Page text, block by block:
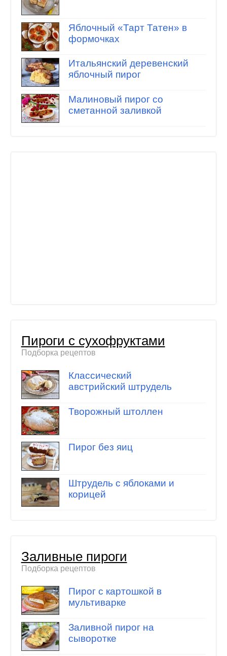
Яблочный «Тарт Татен» в
формочках
Итальянский деревенский
яблочный пирог
Малиновый пирог со
сметанной заливкой
Пироги с сухофруктами
Подборка рецептов
Классический
австрийский штрудель
Творожный штоллен
Пирог без яиц
Штрудель с яблоками и
корицей
Заливные пироги
Подборка рецептов
Пирог с картошкой в
мультиварке
Заливной пирог на
сыворотке